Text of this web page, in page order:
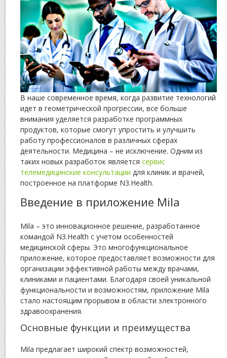
В наше современное время, когда развитие технологий
идет в геометрической прогрессии, все больше
внимания уделяется разработке программных
продуктов, которые смогут упростить и улучшить
работу профессионалов в различных сферах
деятельности. Медицина – не исключение. Одним из
таких новых разработок является сервис
телемедицинские консультации для клиник и врачей,
построенное на платформе N3.Health.
Введение в приложение Mila
Mila – это инновационное решение, разработанное
командой N3.Health с учетом особенностей
медицинской сферы. Это многофункциональное
приложение, которое предоставляет возможности для
организации эффективной работы между врачами,
клиниками и пациентами. Благодаря своей уникальной
функциональности и возможностям, приложение Mila
стало настоящим прорывом в области электронного
здравоохранения.
Основные функции и преимущества
Mila предлагает широкий спектр возможностей,